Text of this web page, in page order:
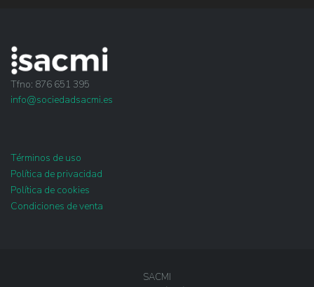
Tfno: 876 651 395
info@sociedadsacmi.es
Términos de uso
Política de privacidad
Política de cookies
Condiciones de venta
SACMI